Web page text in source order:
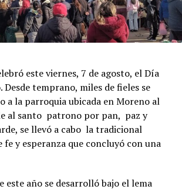
este viernes, 7 de agosto, el Día
Desde temprano, miles de fieles se
a la parroquia ubicada en Moreno al
al santo patrono por pan, paz y
se llevó a cabo la tradicional
fe y esperanza que concluyó con una
este año se desarrolló bajo el lema